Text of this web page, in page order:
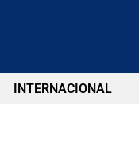
INTERNACIONAL